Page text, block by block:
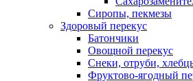
Сиропы, пекмезы
Здоровый перекус
Батончики
Овощной перекус
Снеки, отруби,
Фруктово-ягодный